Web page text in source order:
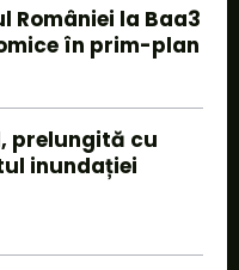
României la Baa3
în prim-plan
prelungită cu
inundației